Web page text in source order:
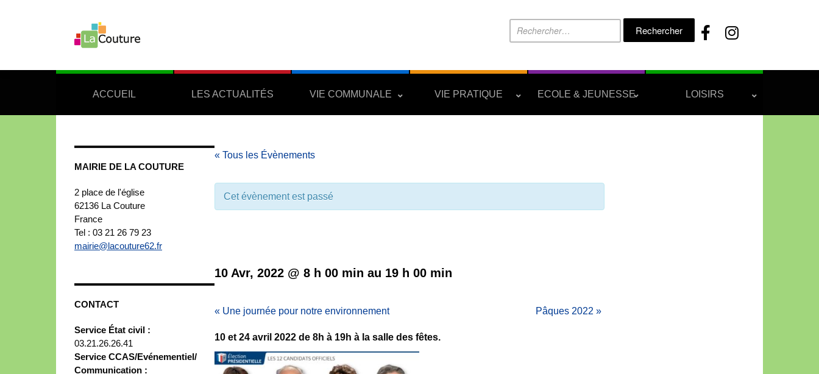
Rechercher :
ACCUEIL LES ACTUALITÉS VIE COMMUNALE VIE PRATIQUE ECOLE & JEUNESSE LOISIRS
MAIRIE DE LA COUTURE
2 place de l'église
62136 La Couture
France
Tel : 03 21 26 79 23
mairie@lacouture62.fr
CONTACT
Service État civil :
03.21.26.26.41
Service CCAS/Evénementiel/
Communication :
« Tous les Évènements
Cet évènement est passé
10 Avr, 2022 @ 8 h 00 min au 19 h 00 min
« Une journée pour notre environnement Pâques 2022 »
10 et 24 avril 2022 de 8h à 19h à la salle des fêtes.